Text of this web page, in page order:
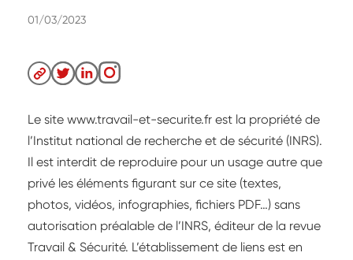
01/03/2023
Le site www.travail-et-securite.fr est la propriété de
l’Institut national de recherche et de sécurité (INRS).
Il est interdit de reproduire pour un usage autre que
privé les éléments figurant sur ce site (textes,
photos, vidéos, infographies, fichiers PDF…) sans
autorisation préalable de l’INRS, éditeur de la revue
Travail & Sécurité. L’établissement de liens est en